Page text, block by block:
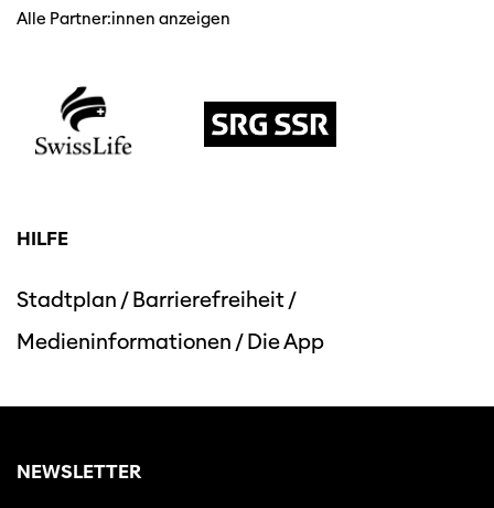
Alle Partner:innen anzeigen
HILFE
Stadtplan /Barrierefreiheit/
Medieninformationen /Die App
NEWSLETTER